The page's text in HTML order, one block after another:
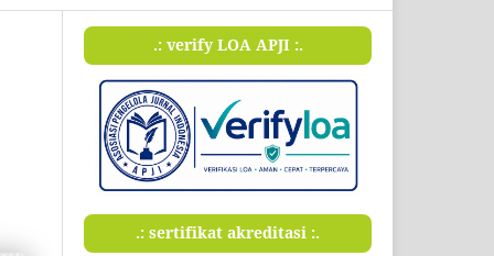
.: verify LOA APJI :.
.: sertifikat akreditasi :.